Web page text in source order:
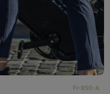
FI-850-A